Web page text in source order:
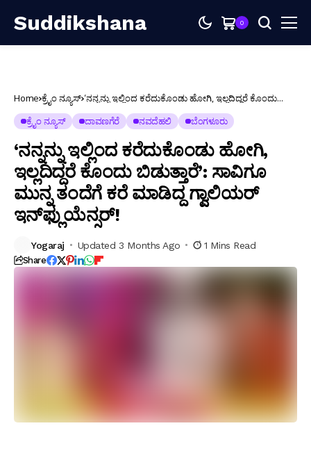
Suddikshana 0
Home ಕ್ರೈಂ ನ್ಯೂಸ್ ‘ನನ್ನನ್ನು ಇಲ್ಲಿಂದ ಕರೆದುಕೊಂಡು ಹೋಗಿ, ಇಲ್ಲದಿದ್ದರೆ ಕೊಂದು
ಇನ್‌ಫ್ಲುಯೆನ್ಸರ್!
ಕ್ರೈಂ ನ್ಯೂಸ್ ದಾವಣಗೆರೆ ನವದೆಹಲಿ ಬೆಂಗಳೂರು
‘ನನ್ನನ್ನು ಇಲ್ಲಿಂದ ಕರೆದುಕೊಂಡು ಹೋಗಿ,
ಇಲ್ಲದಿದ್ದರೆ ಕೊಂದು ಬಿಡುತ್ತಾರೆ’: ಸಾವಿಗೂ
ಮುನ್ನ ತಂದೆಗೆ ಕರೆ ಮಾಡಿದ್ದ ಗ್ವಾಲಿಯರ್
ಇನ್‌ಫ್ಲುಯೆನ್ಸರ್!
Yogaraj Updated 3 Months Ago 1 Mins Read
Share